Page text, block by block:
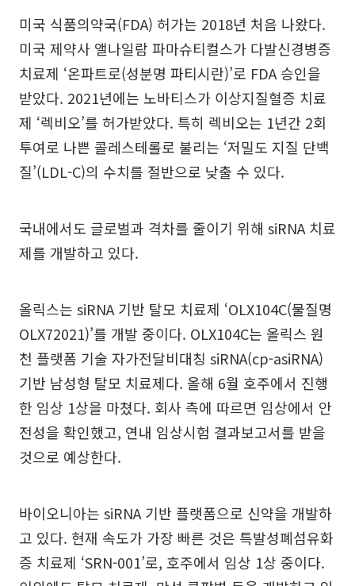
미국 식품의약국(FDA) 허가는 2018년 처음 나왔다.
미국 제약사 앨나일람 파마슈티컬스가 다발신경병증
치료제 ‘온파트로(성분명 파티시란)’로 FDA 승인을
받았다. 2021년에는 노바티스가 이상지질혈증 치료
제 ‘렉비오’를 허가받았다. 특히 렉비오는 1년간 2회
투여로 나쁜 콜레스테롤로 불리는 ‘저밀도 지질 단백
질’(LDL-C)의 수치를 절반으로 낮출 수 있다.
국내에서도 글로벌과 격차를 줄이기 위해 siRNA 치료
제를 개발하고 있다.
올릭스는 siRNA 기반 탈모 치료제 ‘OLX104C(물질명
OLX72021)’를 개발 중이다. OLX104C는 올릭스 원
천 플랫폼 기술 자가전달비대칭 siRNA(cp-asiRNA)
기반 남성형 탈모 치료제다. 올해 6월 호주에서 진행
한 임상 1상을 마쳤다. 회사 측에 따르면 임상에서 안
전성을 확인했고, 연내 임상시험 결과보고서를 받을
것으로 예상한다.
바이오니아는 siRNA 기반 플랫폼으로 신약을 개발하
고 있다. 현재 속도가 가장 빠른 것은 특발성폐섬유화
증 치료제 ‘SRN-001’로, 호주에서 임상 1상 중이다.